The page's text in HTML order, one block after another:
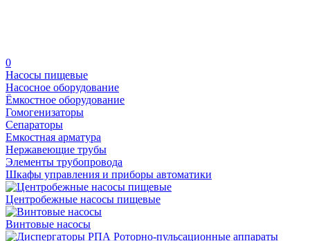
0
Насосы пищевые
Насосное оборудование
Ёмкостное оборудование
Гомогенизаторы
Сепараторы
Емкостная арматура
Нержавеющие трубы
Элементы трубопровода
Шкафы управления и приборы автоматики
Центробежные насосы пищевые
Винтовые насосы